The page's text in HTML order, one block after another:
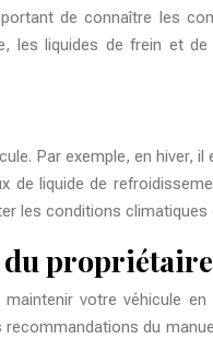
de connaître les
les liquides de frein et
Par exemple, en hiver,
liquide de
les conditions climatiques
du propriétaire
votre véhicule
du